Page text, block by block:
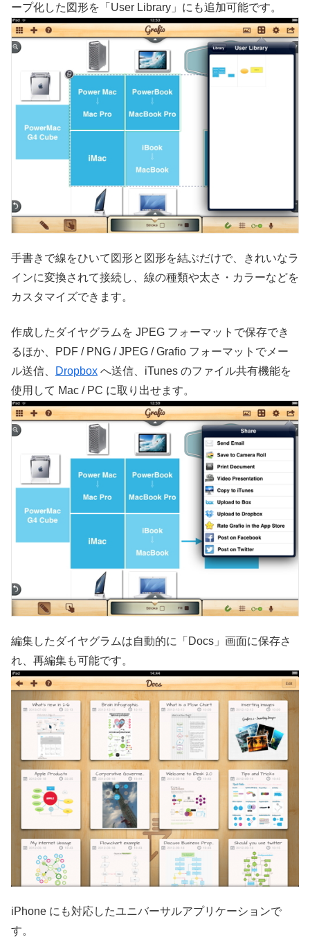
ープ化した図形を「User Library」にも追加可能です。
手書きで線をひいて図形と図形を結ぶだけで、きれいなラ
インに変換されて接続し、線の種類や太さ・カラーなどを
カスタマイズできます。
作成したダイヤグラムを JPEG フォーマットで保存でき
るほか、PDF / PNG / JPEG / Grafio フォーマットでメー
ル送信、
Dropbox へ送信、iTunes のファイル共有機能を
使用して Mac / PC に取り出せます。
編集したダイヤグラムは自動的に「Docs」画面に保存さ
れ、再編集も可能です。
iPhone にも対応したユニバーサルアプリケーションで
す。